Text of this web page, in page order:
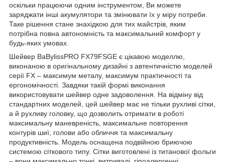
оскільки працюючи одним інструментом, Ви можете
заряджати інші акумулятори та змінювати їх у міру потреби.
Таке рішення стане знахідкою для тих майстрів, яким
потрібна повна автономність та максимальний комфорт у
будь-яких умовах.
Шейвер BaBylissPRO FX79FSGE є цікавою моделлю,
виконаною в оригінальному дизайні з автентичністю моделей
серії FX – максимум металу, максимум практичності та
ергономічності. Завдяки такій формі виконання
використовувати шейвер одне задоволення. На відміну від
стандартних моделей, цей шейвер має не тільки рухливі сітки,
а й рухливу головку, що дозволить отримати в роботі
максимальну маневреність, максимальне повторення
контурів шиї, голови або обличчя та максимальну
продуктивність. Модель оснащена подвійною бриючою
системою сіткового типу. Сітки виготовлені із титанової фольги